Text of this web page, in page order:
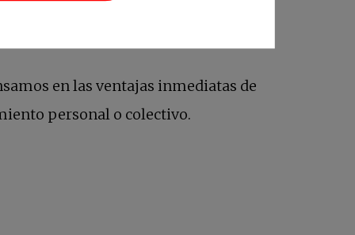
en las ventajas inmediatas de
personal o colectivo.